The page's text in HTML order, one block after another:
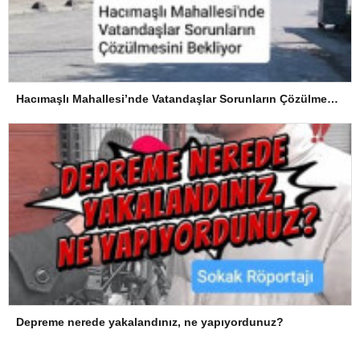
Hacımaşlı Mahallesi’nde Vatandaşlar Sorunların Çözülmesini Bekliyor
Depreme nerede yakalandınız, ne yapıyordunuz?